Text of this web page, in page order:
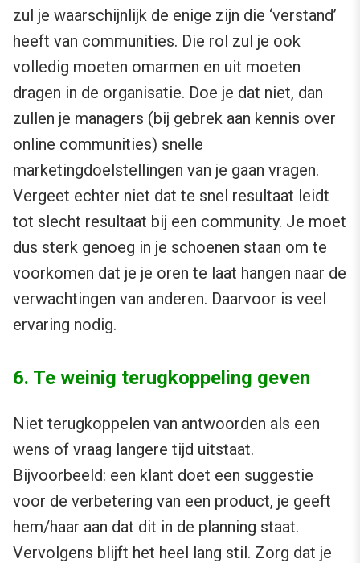
zul je waarschijnlijk de enige zijn die ‘verstand’
heeft van communities. Die rol zul je ook
volledig moeten omarmen en uit moeten
dragen in de organisatie. Doe je dat niet, dan
zullen je managers (bij gebrek aan kennis over
online communities) snelle
marketingdoelstellingen van je gaan vragen.
Vergeet echter niet dat te snel resultaat leidt
tot slecht resultaat bij een community. Je moet
dus sterk genoeg in je schoenen staan om te
voorkomen dat je je oren te laat hangen naar de
verwachtingen van anderen. Daarvoor is veel
ervaring nodig.
6. Te weinig terugkoppeling geven
Niet terugkoppelen van antwoorden als een
wens of vraag langere tijd uitstaat.
Bijvoorbeeld: een klant doet een suggestie
voor de verbetering van een product, je geeft
hem/haar aan dat dit in de planning staat.
Vervolgens blijft het heel lang stil. Zorg dat je